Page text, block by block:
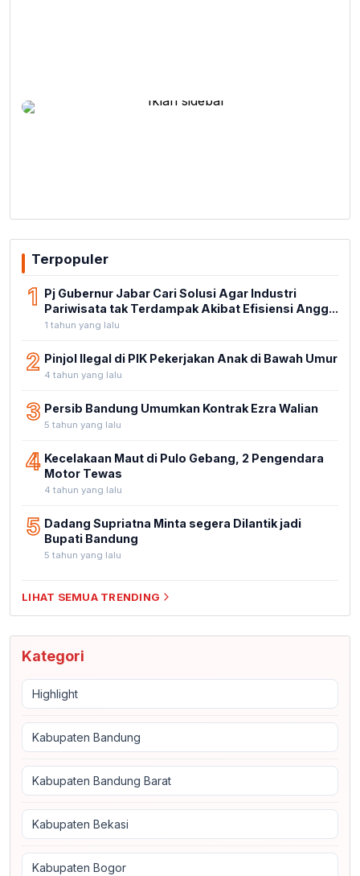
Terpopuler
1 Pj Gubernur Jabar Cari Solusi Agar Industri
Pariwisata tak Terdampak Akibat Efisiensi Angg...
1 tahun yang lalu
2 Pinjol Ilegal di PIK Pekerjakan Anak di Bawah Umur
4 tahun yang lalu
3 Persib Bandung Umumkan Kontrak Ezra Walian
5 tahun yang lalu
4 Kecelakaan Maut di Pulo Gebang, 2 Pengendara
Motor Tewas
4 tahun yang lalu
5 Dadang Supriatna Minta segera Dilantik jadi
Bupati Bandung
5 tahun yang lalu
LIHAT SEMUA TRENDING
Kategori
Highlight
Kabupaten Bandung
Kabupaten Bandung Barat
Kabupaten Bekasi
Kabupaten Bogor